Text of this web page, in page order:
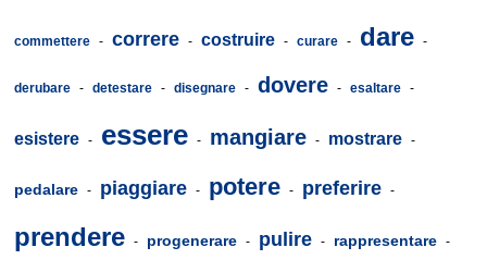
commettere - correre - costruire - curare - dare -
derubare - detestare - disegnare - dovere - esaltare -
esistere - essere - mangiare - mostrare -
pedalare - piaggiare - potere - preferire -
prendere - progenerare - pulire - rappresentare -